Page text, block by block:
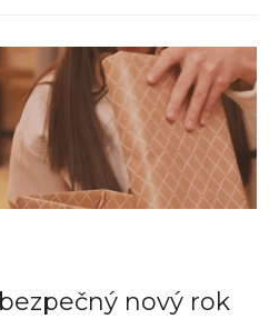
nový rok